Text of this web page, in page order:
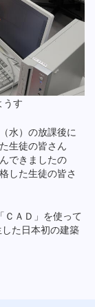
うす
水）の放課後に
生徒の皆さん
できましたの
した生徒の皆さ
ＣＡＤ」を使って
た日本初の建築